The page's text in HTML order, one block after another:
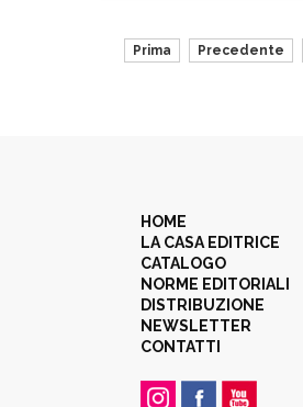
Prima Precedente
HOME
LA CASA EDITRICE
CATALOGO
NORME EDITORIALI
DISTRIBUZIONE
NEWSLETTER
CONTATTI